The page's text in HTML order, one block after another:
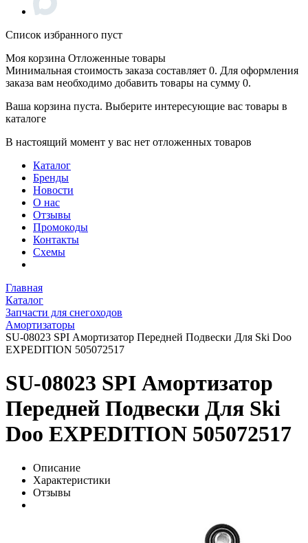
Список избранного пуст
Моя корзина Отложенные товары
Минимальная стоимость заказа составляет 0. Для оформления
заказа вам необходимо добавить товары на сумму 0.
Ваша корзина пуста. Выберите интересующие вас товары в
каталоге
В настоящий момент у вас нет отложенных товаров
Каталог
Бренды
Новости
О нас
Отзывы
Промокоды
Контакты
Схемы
Главная
Каталог
Запчасти для снегоходов
Амортизаторы
SU-08023 SPI Амортизатор Передней Подвески Для Ski Doo
EXPEDITION 505072517
SU-08023 SPI Амортизатор
Передней Подвески Для Ski
Doo EXPEDITION 505072517
Описание
Характеристики
Отзывы